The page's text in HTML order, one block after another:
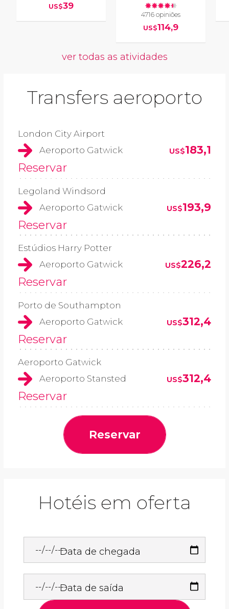
US$39
4716 opiniões
US$114,9
ver todas as atividades
Transfers aeroporto
London City Airport
Aeroporto Gatwick
US$183,1
Reservar
Legoland Windsord
Aeroporto Gatwick
US$193,9
Reservar
Estúdios Harry Potter
Aeroporto Gatwick
US$226,2
Reservar
Porto de Southampton
Aeroporto Gatwick
US$312,4
Reservar
Aeroporto Gatwick
Aeroporto Stansted
US$312,4
Reservar
Reservar
Hotéis em oferta
Data de chegada
Data de saída